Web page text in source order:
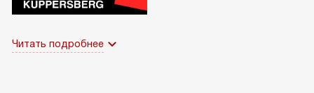
Читать подробнее